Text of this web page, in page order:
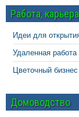
Работа,
Идеи для
Удаленная работа
Цветочный бизнес
Домоводство